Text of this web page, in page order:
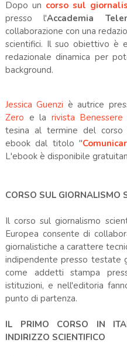
Dopo un corso sul
presso l'Accademia
collaborazione con una
scientifici. Il suo obiettivo è
redazionale dinamica per
background.
Jessica Guenzi è autrice
Zero e la rivista Benessere
tesina al termine del corso
ebook dal titolo "
L'ebook è disponibile
CORSO SUL GIORNALISMO
Il corso sul giornalismo
Europea consente di
giornalistiche a carattere
indipendente presso testate
come addetti stampa
istituzioni, e nell'editoria
punto di partenza.
IL PRIMO CORSO IN
INDIRIZZO SCIENTIFICO